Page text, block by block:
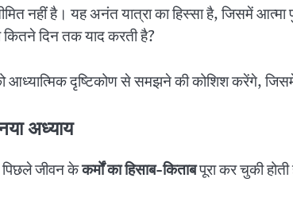
नहीं है। यह अनंत यात्रा का हिस्सा है, जिसमें
कितने दिन तक याद करती है?
आध्यात्मिक दृष्टिकोण से समझने की कोशिश करेंगे,
अध्याय
पिछले जीवन केकर्मों का हिसाब-किताबपूरा कर चुकी